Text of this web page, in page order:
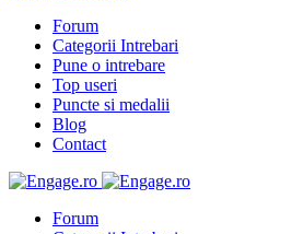
Forum
Categorii Intrebari
Pune o intrebare
Top useri
Puncte si medalii
Blog
Contact
Forum